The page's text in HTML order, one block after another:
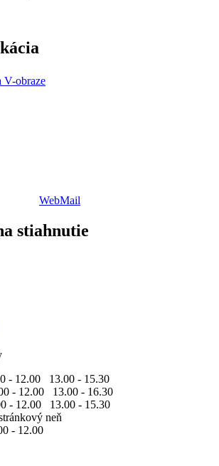
WebMail
stiahnutie
- 12.00 13.00 - 15.30
- 12.00 13.00 - 16.30
12.00 13.00 - 15.30
neň
12.00